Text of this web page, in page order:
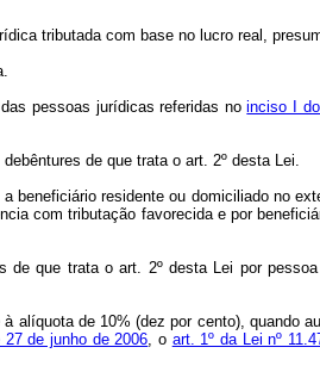
tributada com base no lucro real,
pessoas jurídicas referidas noinciso I
de que trata o art. 2º desta Lei.
beneficiário residente ou domiciliado no
com tributação favorecida e por
que trata o art. 2º desta Lei por
alíquota de 10% (dez por cento), quando
27 de junho de 2006, o art. 1º da Lei nº